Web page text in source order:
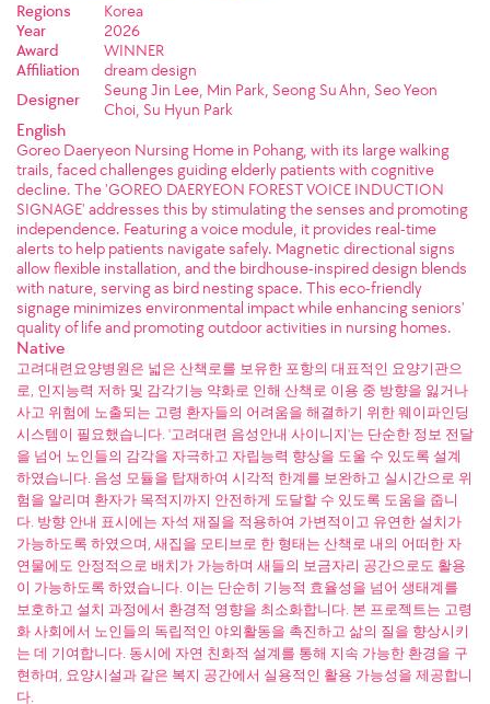
Regions
Korea
Year
2026
Award
WINNER
Affiliation
dream design
Designer
Seung Jin Lee, Min Park, Seong Su Ahn, Seo Yeon
Choi, Su Hyun Park
English
Goreo Daeryeon Nursing Home in Pohang, with its large walking
trails, faced challenges guiding elderly patients with cognitive
decline. The 'GOREO DAERYEON FOREST VOICE INDUCTION
SIGNAGE' addresses this by stimulating the senses and promoting
independence. Featuring a voice module, it provides real-time
alerts to help patients navigate safely. Magnetic directional signs
allow flexible installation, and the birdhouse-inspired design blends
with nature, serving as bird nesting space. This eco-friendly
signage minimizes environmental impact while enhancing seniors'
quality of life and promoting outdoor activities in nursing homes.
Native
고려대련요양병원은 넓은 산책로를 보유한 포항의 대표적인 요양기관으
로, 인지능력 저하 및 감각기능 약화로 인해 산책로 이용 중 방향을 잃거나
사고 위험에 노출되는 고령 환자들의 어려움을 해결하기 위한 웨이파인딩
시스템이 필요했습니다. '고려대련 음성안내 사이니지'는 단순한 정보 전달
을 넘어 노인들의 감각을 자극하고 자립능력 향상을 도울 수 있도록 설계
하였습니다. 음성 모듈을 탑재하여 시각적 한계를 보완하고 실시간으로 위
험을 알리며 환자가 목적지까지 안전하게 도달할 수 있도록 도움을 줍니
다. 방향 안내 표시에는 자석 재질을 적용하여 가변적이고 유연한 설치가
가능하도록 하였으며, 새집을 모티브로 한 형태는 산책로 내의 어떠한 자
연물에도 안정적으로 배치가 가능하며 새들의 보금자리 공간으로도 활용
이 가능하도록 하였습니다. 이는 단순히 기능적 효율성을 넘어 생태계를
보호하고 설치 과정에서 환경적 영향을 최소화합니다. 본 프로젝트는 고령
화 사회에서 노인들의 독립적인 야외활동을 촉진하고 삶의 질을 향상시키
는 데 기여합니다. 동시에 자연 친화적 설계를 통해 지속 가능한 환경을 구
현하며, 요양시설과 같은 복지 공간에서 실용적인 활용 가능성을 제공합니
다.